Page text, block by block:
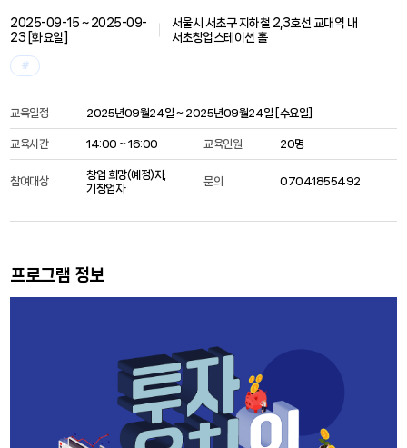
2025-09-15 ~ 2025-09-
23 [화요일
서울시 서초구 지하철 2,3호선 교대역 내
서초창업스테이션 홀
#
교육일정 2025년09월24일 ~ 2025년09월24일 [수요일]
교육시간 14:00 ~ 16:00 교육인원 20명
참여대상
창업 희망(예정)자,
기창업자
문의 07041855492
프로그램 정보